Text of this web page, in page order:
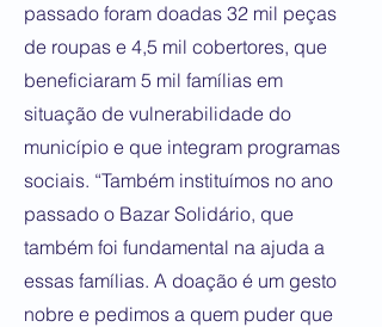
passado foram doadas 32 mil peças
de roupas e 4,5 mil cobertores, que
beneficiaram 5 mil famílias em
situação de vulnerabilidade do
município e que integram programas
sociais. “Também instituímos no ano
passado o Bazar Solidário, que
também foi fundamental na ajuda a
essas famílias. A doação é um gesto
nobre e pedimos a quem puder que